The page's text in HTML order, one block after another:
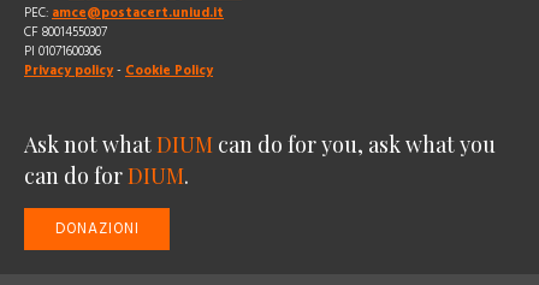
PEC: amce@postacert.uniud.it
CF 80014550307
PI 01071600306
Privacy policy - Cookie Policy
Ask not whatDIUM can do for you, ask what you
can do forDIUM.
DONAZIONI